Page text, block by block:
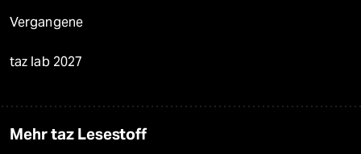
Vergangene
taz lab 2027
Mehr taz Lesestoff